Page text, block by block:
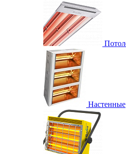
Настенные